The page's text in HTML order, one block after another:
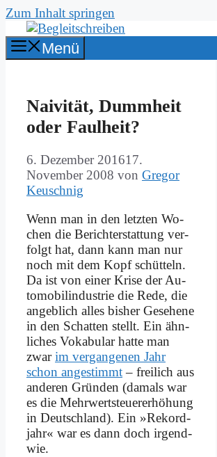
Zum Inhalt springen
Menü
Nai­vi­tät, Dumm­heit
oder Faul­heit?
6. Dezember 201617.
November 2008 von Gregor
Keuschnig
Wenn man in den letz­ten Wo­
chen die Be­richt­erstat­tung ver­
folgt hat, dann kann man nur
noch mit dem Kopf schüt­teln.
Da ist von ei­ner Kri­se der Au­
to­mo­bil­in­du­strie die Re­de, die
an­geb­lich al­les bis­her Ge­se­he­ne
in den Schat­ten stellt. Ein ähn­
li­ches Vo­ka­bu­lar hat­te man
zwarim ver­gan­ge­nen Jahr
schon an­ge­stimmt– frei­lich aus
an­de­ren Grün­den (da­mals war
es die Mehr­wert­steu­er­erhö­hung
in Deutsch­land). Ein »Re­kord­
jahr« war es dann doch ir­gend­
wie.